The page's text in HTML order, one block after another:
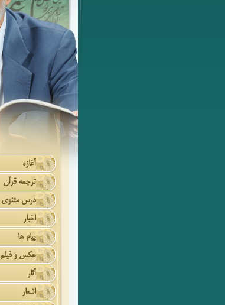
آغازه
ترجمه قرآن
درس مثنوی
اخبار
پیام ها
عکس و فیلم
آثار
اشعار